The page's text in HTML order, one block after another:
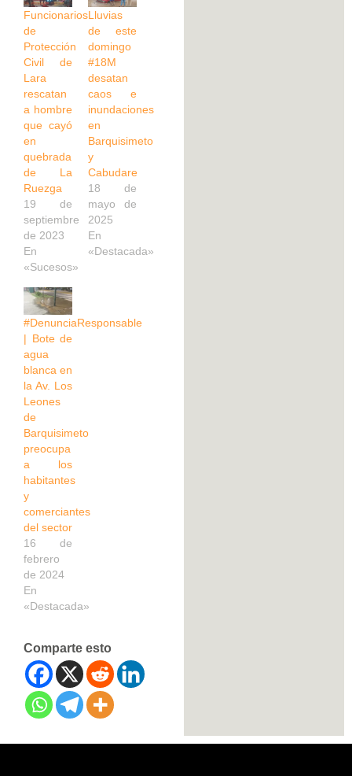
Funcionarios
de
Protección
Civil de
Lara
rescatan
a hombre
que cayó
en
quebrada
de La
Ruezga
19 de
septiembre
de 2023
En
«Sucesos»
Lluvias
de este
domingo
#18M
desatan
caos e
inundaciones
en
Barquisimeto
y
Cabudare
18 de
mayo de
2025
En
«Destacada»
#DenunciaResponsable
| Bote de
agua
blanca en
la Av. Los
Leones
de
Barquisimeto
preocupa
a los
habitantes
y
comerciantes
del sector
16 de
febrero
de 2024
En
«Destacada»
Comparte esto